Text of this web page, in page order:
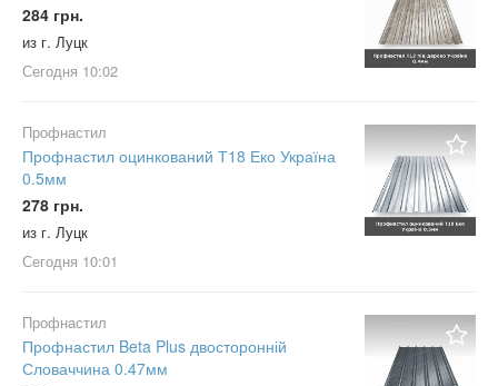
284 грн.
из г. Луцк
Сегодня 10:02
Профнастил
Профнастил оцинкований Т18 Еко Україна
0.5мм
278 грн.
из г. Луцк
Сегодня 10:01
Профнастил
Профнастил Beta Plus двосторонній
Словаччина 0.47мм